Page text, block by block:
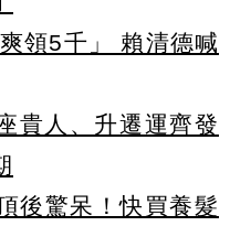
領5千」 賴清德喊
貴人、升遷運齊發
後驚呆！快買養髮